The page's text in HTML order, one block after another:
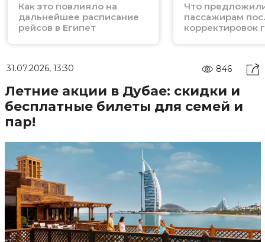
Как это повлияло на
дальнейшее расписание
рейсов в Египет
Что
пассажирам
корректировок
31.07.2026, 13:30 846
Летние акции в Дубае: скидки и
бесплатные билеты для семей и
пар!